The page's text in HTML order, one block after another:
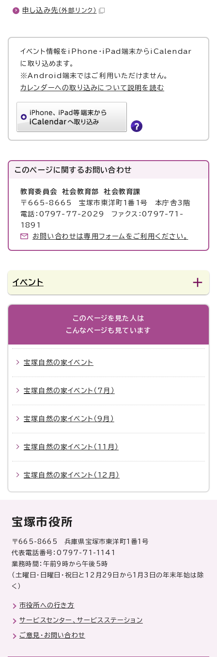
申し込み先 （外部リンク）
イベント情報をiPhone・iPad端末からiCalendar
に取り込めます。
※Android端末ではご利用いただけません。
カレンダーへの取り込みについて説明を読む
このページに関するお問い合わせ
教育委員会 社会教育部 社会教育課
〒665-8665 宝塚市東洋町1番1号 本庁舎3階
電話：0797-77-2029 ファクス：0797-71-
1891
お問い合わせは専用フォームをご利用ください。
イベント
このページを見た人は
こんなページも見ています
宝塚自然の家イベント
宝塚自然の家イベント（7月）
宝塚自然の家イベント（9月）
宝塚自然の家イベント（11月）
宝塚自然の家イベント（12月）
宝塚市役所
〒665-8665 兵庫県宝塚市東洋町1番1号
代表電話番号：0797-71-1141
業務時間：午前9時から午後5時
（土曜日・日曜日・祝日と12月29日から1月3日の年末年始は除
く）
市役所への行き方
サービスセンター、サービスステーション
ご意見・お問い合わせ